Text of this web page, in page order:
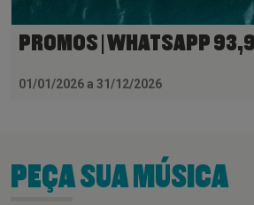
PROMOS | WHATSAPP 93,9
01/01/2026 a 31/12/2026
PEÇA SUA MÚSICA